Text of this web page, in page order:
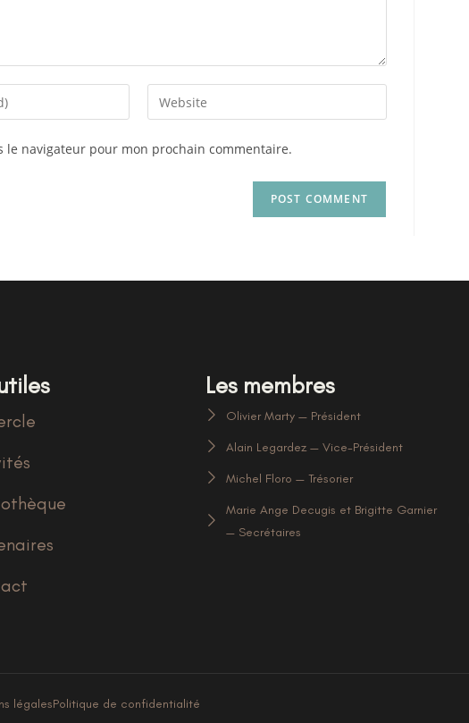
navigateur pour mon prochain commentaire.
Les membres
Olivier Marty — Président
Alain Legardez — Vice-Président
Michel Floro — Trésorier
Marie Ange Decugis et Brigitte Garnier
— Secrétaires
légalesPolitique de confidentialité